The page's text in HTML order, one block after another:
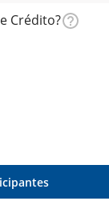
Crédito?